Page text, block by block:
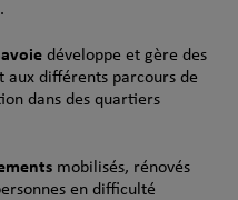
.
développe et gère des
aux différents parcours de
dans des quartiers
mobilisés, rénovés
en difficulté